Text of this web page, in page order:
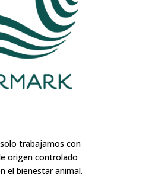
trabajamos con
origen controlado
el bienestar animal.